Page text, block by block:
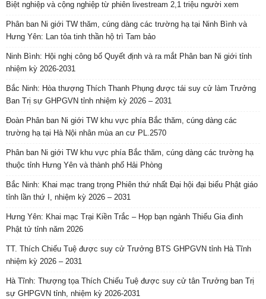
Biệt nghiệp và cộng nghiệp từ phiên livestream 2,1 triệu người xem
Phân ban Ni giới TW thăm, cúng dàng các trường hạ tại Ninh Bình và
Hưng Yên: Lan tỏa tinh thần hộ trì Tam bảo
Ninh Bình: Hội nghị công bố Quyết định và ra mắt Phân ban Ni giới tỉnh
nhiệm kỳ 2026-2031
Bắc Ninh: Hòa thượng Thích Thanh Phụng được tái suy cử làm Trưởng
Ban Trị sự GHPGVN tỉnh nhiệm kỳ 2026 – 2031
Đoàn Phân ban Ni giới TW khu vực phía Bắc thăm, cúng dàng các
trường hạ tại Hà Nội nhân mùa an cư PL.2570
Phân ban Ni giới TW khu vực phía Bắc thăm, cúng dàng các trường hạ
thuộc tỉnh Hưng Yên và thành phố Hải Phòng
Bắc Ninh: Khai mạc trang trọng Phiên thứ nhất Đại hội đại biểu Phật giáo
tỉnh lần thứ I, nhiệm kỳ 2026 – 2031
Hưng Yên: Khai mạc Trại Kiền Trắc – Họp bạn ngành Thiếu Gia đình
Phật tử tỉnh năm 2026
TT. Thích Chiếu Tuệ được suy cử Trưởng BTS GHPGVN tỉnh Hà Tĩnh
nhiệm kỳ 2026 – 2031
Hà Tĩnh: Thượng tọa Thích Chiếu Tuệ được suy cử tân Trưởng ban Trị
sự GHPGVN tỉnh, nhiệm kỳ 2026-2031